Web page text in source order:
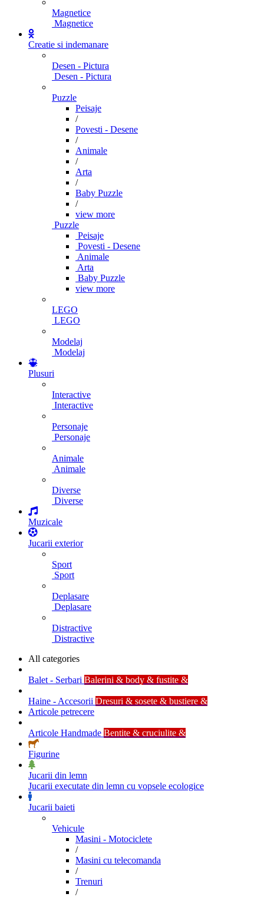
Magnetice
Magnetice
Creatie si indemanare
Desen - Pictura
Desen - Pictura
Puzzle
Peisaje
/
Povesti - Desene
/
Animale
/
Arta
/
Baby Puzzle
/
view more
Puzzle
Peisaje
Povesti - Desene
Animale
Arta
Baby Puzzle
view more
LEGO
LEGO
Modelaj
Modelaj
Plusuri
Interactive
Interactive
Personaje
Personaje
Animale
Animale
Diverse
Diverse
Muzicale
Jucarii exterior
Sport
Sport
Deplasare
Deplasare
Distractive
Distractive
All categories
Balet - Serbari Balerini & body & fustite &
Haine - Accesorii Dresuri & sosete & bustiere &
Articole petrecere
Articole Handmade Bentite & cruciulite &
Figurine
Jucarii din lemn
Jucarii executate din lemn cu vopsele ecologice
Jucarii baieti
Vehicule
Masini - Motociclete
/
Masini cu telecomanda
/
Trenuri
/